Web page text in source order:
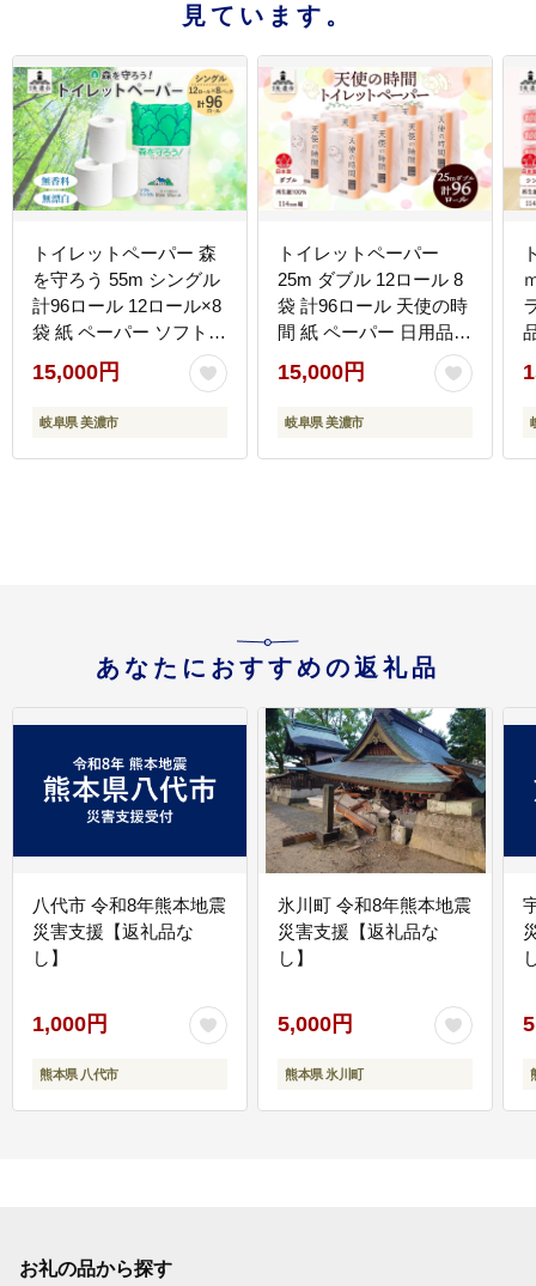
見ています。
トイレットペーパー 森
を守ろう 55m シングル
計96ロール 12ロール×8
袋 紙 ペーパー ソフト
日用品 消耗品 リサイク
ル 再生紙 無香料 厚手
トイレ用品 衛生用品 備
生活応援 牧製紙 送料無
15,000円
岐阜県 美濃市
トイレットペーパー
25m ダブル 12ロール 8
袋 計96ロール 天使の時
間 紙 ペーパー 日用品
消耗品 リサイクル 再生
紙 無香料 厚手 ソフト
トイレ用品 備蓄 ストッ
製紙 送料無料 岐阜県
15,000円
岐阜県 美濃市
あなたにおすすめの返礼品
八代市 令和8年熊本地震
災害支援【返礼品な
し】
1,000円
熊本県 八代市
氷川町 令和8年熊本地震
災害支援【返礼品な
し】
5,000円
熊本県 氷川町
お礼の品から探す